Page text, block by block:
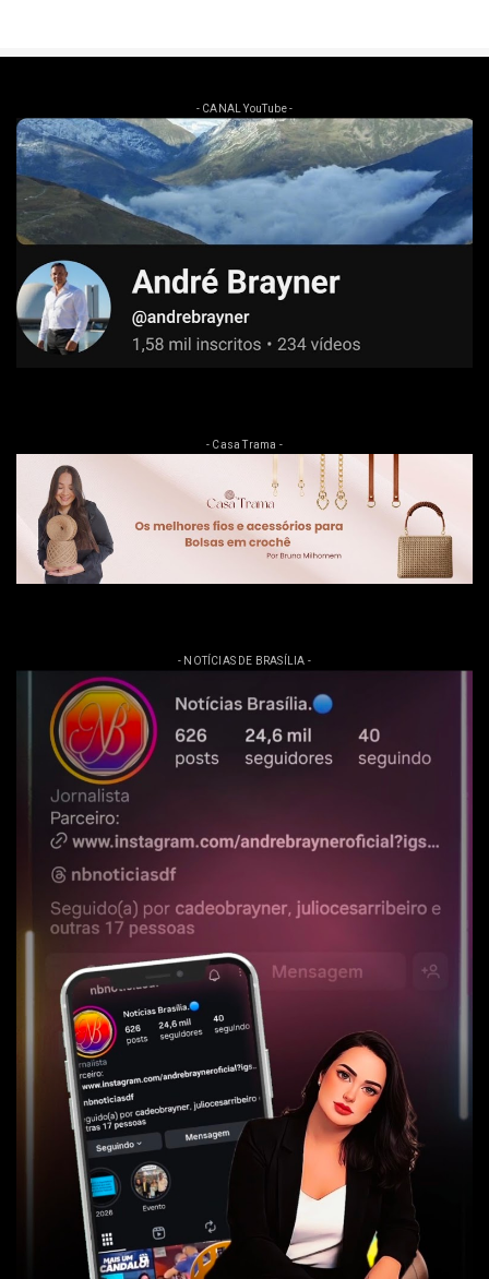
- CANAL YouTube -
- Casa Trama -
- NOTÍCIAS DE BRASÍLIA -